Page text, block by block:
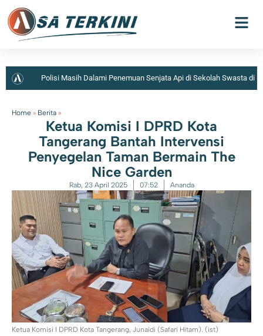
Polisi Masih Dalami Penemuan Senjata Api di Sekolah Swasta di
Home » Berita »
Ketua Komisi I DPRD Kota
Tangerang Bantah Intervensi
Penyegelan Taman Bermain The
Nice Garden
Rab, 23 April 2025 07:52 Ananda
Ketua Komisi I DPRD Kota Tangerang, Junaidi (Safari Hitam). (ist)